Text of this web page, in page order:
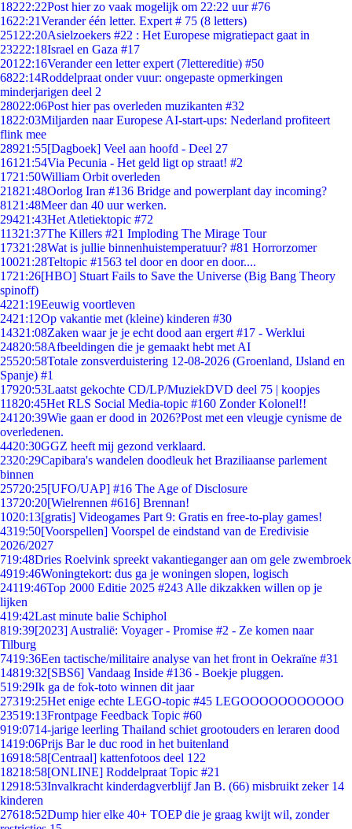
18222:22Post hier zo vaak mogelijk om 22:22 uur #76
1622:21Verander één letter. Expert # 75 (8 letters)
251 22:20Asielzoekers #22 : Het Europese migratiepact gaat in
23222:18Israel en Gaza #17
201 22:16Verander een letter expert (7lettereditie) #50
6822:14Roddelpraat onder vuur: ongepaste opmerkingen
minderjarigen deel 2
28022:06Post hier pas overleden muzikanten #32
1822:03Miljarden naar Europese AI-start-ups: Nederland profiteert
flink mee
28921:55[Dagboek] Veel aan hoofd - Deel 27
161 21:54Via Pecunia - Het geld ligt op straat! #2
1721:50William Orbit overleden
21821:48Oorlog Iran #136 Bridge and powerplant day incoming?
81 21:48Meer dan 40 uur werken.
29421:43Het Atletiektopic #72
11321:37The Killers #21 Imploding The Mirage Tour
17321:28Wat is jullie binnenhuistemperatuur? #81 Horrorzomer
10021:28Teltopic #1563 tel door en door en door....
1721:26[HBO] Stuart Fails to Save the Universe (Big Bang Theory
spinoff)
4221:19Eeuwig voortleven
2421:12Op vakantie met (kleine) kinderen #30
14321:08Zaken waar je je echt dood aan ergert #17 - Werklui
24820:58Afbeeldingen die je gemaakt hebt met AI
25520:58Totale zonsverduistering 12-08-2026 (Groenland, IJsland en
Spanje) #1
17920:53Laatst gekochte CD/LP/MuziekDVD deel 75 | koopjes
11820:45Het RLS Social Media-topic #160 Zonder Kolonel!!
241 20:39Wie gaan er dood in 2026?Post met een vleugje cynisme de
overledenen.
4420:30GGZ heeft mij gezond verklaard.
2320:29Capibara's wandelen doodleuk het Braziliaanse parlement
binnen
25720:25[UFO/UAP] #16 The Age of Disclosure
13720:20[Wielrennen #616] Brennan!
1020:13[gratis] Videogames Part 9: Gratis en free-to-play games!
4319:50[Voorspellen] Voorspel de eindstand van de Eredivisie
2026/2027
719:48Dries Roelvink spreekt vakantieganger aan om gele zwembroek
4919:46Woningtekort: dus ga je woningen slopen, logisch
24119:46Top 2000 Editie 2025 #243 Alle dikzakken willen op je
lijken
419:42Last minute balie Schiphol
819:39[2023] Australië: Voyager - Promise #2 - Ze komen naar
Tilburg
7419:36Een tactische/militaire analyse van het front in Oekraïne #31
14819:32[SBS6] Vandaag Inside #136 - Boekje pluggen.
519:29Ik ga de fok-toto winnen dit jaar
27319:25Het enige echte LEGO-topic #45 LEGOOOOOOOOOOO
23519:13Frontpage Feedback Topic #60
919:0714-jarige leerling Thailand schiet grootouders en leraren dood
1419:06Prijs Bar le duc rood in het buitenland
16918:58[Centraal] kattenfotoos deel 122
18218:58[ONLINE] Roddelpraat Topic #21
12918:53Invalkracht kinderdagverblijf Jan B. (66) misbruikt zeker 14
kinderen
27618:52Dump hier elke 40+ TOEP die je graag kwijt wil, zonder